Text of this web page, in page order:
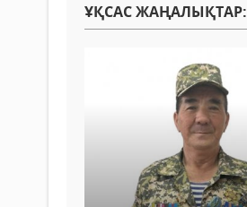
ҰҚСАС ЖАҢАЛЫҚТАР: